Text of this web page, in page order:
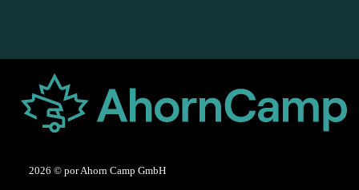
2026 © por Ahorn Camp GmbH